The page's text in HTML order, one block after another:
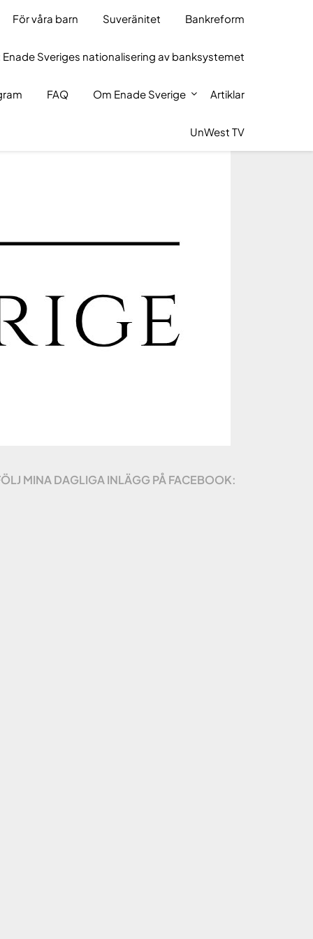
För våra barn Suveränitet Bankreform
Sveriges nationalisering av banksystemet
FAQ Om Enade Sverige Artiklar
UnWest TV
MINA DAGLIGA INLÄGG PÅ FACEBOOK: